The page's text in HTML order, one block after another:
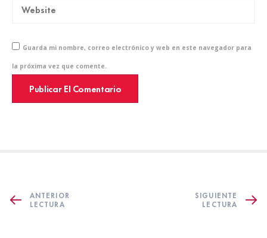
Guarda mi nombre, correo electrónico y web en este navegador para
la próxima vez que comente.
ANTERIOR
LECTURA
SIGUIENTE
LECTURA